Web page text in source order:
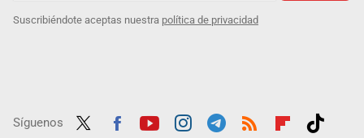
Suscribiéndote aceptas nuestra política de privacidad
Síguenos